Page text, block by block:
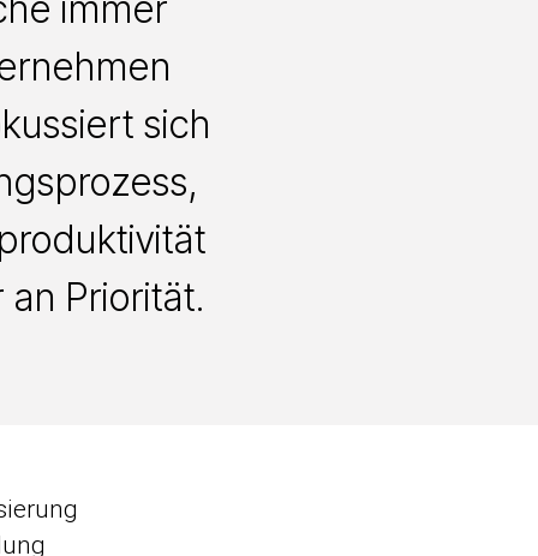
sich
Priorität.